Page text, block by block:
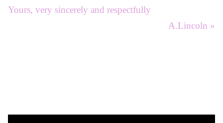
Yours, very sincerely and respectfully
A.Lincoln »